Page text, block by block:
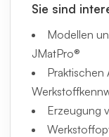
Sie sind
Modellen
JMatPro®
Erzeugung